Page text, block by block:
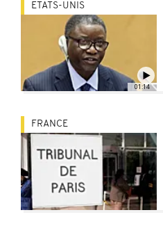
01:14
ETATS-UNIS
FRANCE